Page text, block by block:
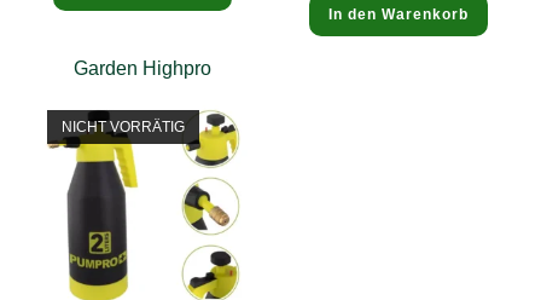
In den Warenkorb
Garden Highpro
NICHT VORRÄTIG